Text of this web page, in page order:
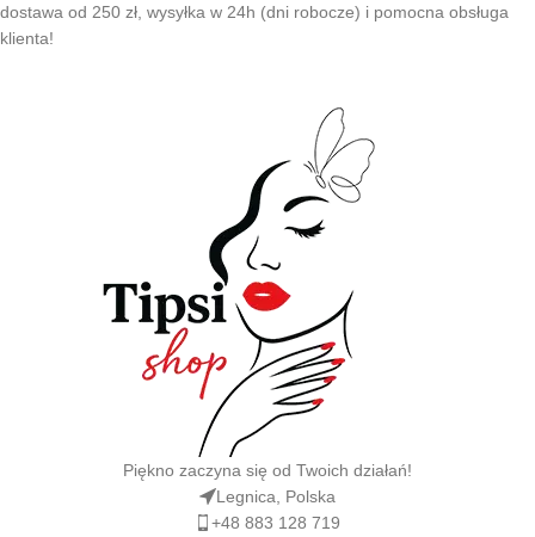
dostawa od 250 zł, wysyłka w 24h (dni robocze) i pomocna obsługa
klienta!
Piękno zaczyna się od Twoich działań!
Legnica, Polska
+48 883 128 719